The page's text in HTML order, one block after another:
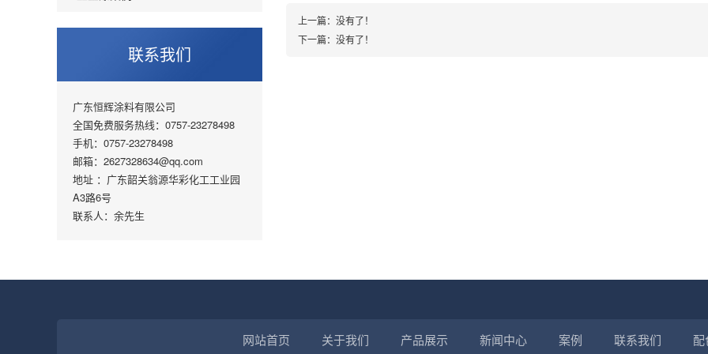
联系我们
广东恒辉涂料有限公司
全国免费服务热线：0757-23278498
手机：0757-23278498
邮箱：2627328634@qq.com
地址 ：广东韶关翁源华彩化工工业园
A3路6号
联系人：余先生
上一篇：没有了！
下一篇：没有了！
网站首页 关于我们 产品展示 新闻中心 案例 联系我们